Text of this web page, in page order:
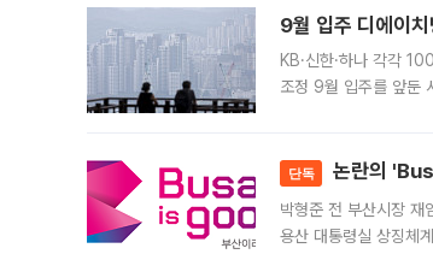
9월 입주 디에이
KB·신한·하나 각각
조정 9월 입주를 앞둔
단독 논란의
박형준 전 부산시장
용산 대통령실 상징체